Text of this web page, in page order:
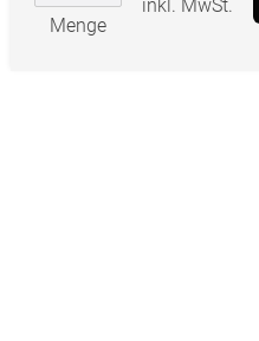
Menge
inkl. MwSt.